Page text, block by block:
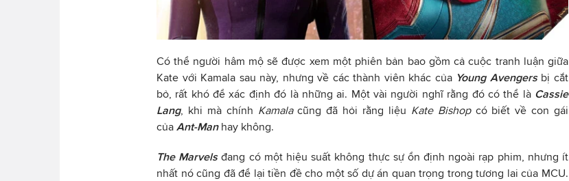
Có thể người hâm mộ sẽ được xem một phiên bản bao gồm cả cuộc tranh luận giữa
Kate với Kamala sau này, nhưng về các thành viên khác của Young Avengersbị cắt
bỏ, rất khó để xác định đó là những ai. Một vài người nghĩ rằng đó có thể là Cassie
Lang, khi mà chính Kamalacũng đã hỏi rằng liệu Kate Bishopcó biết về con gái
của Ant-Manhay không.
The Marvelsđang có một hiệu suất không thực sự ổn định ngoài rạp phim, nhưng ít
nhất nó cũng đã để lại tiền đề cho một số dự án quan trọng trong tương lai của MCU.